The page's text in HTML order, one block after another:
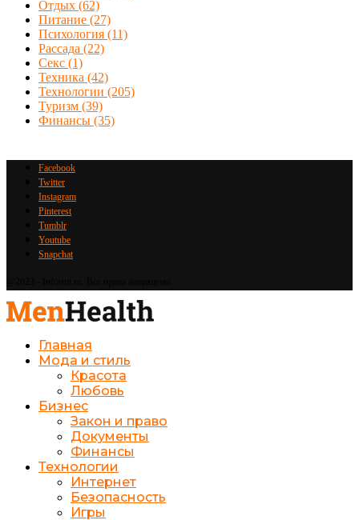
Отдых (62)
Питание (27)
Психология (11)
Рассада (22)
Секс (1)
Техника (42)
Технологии (205)
Туризм (39)
Финансы (35)
Facebook
Twitter
Instagram
Pinterest
Tumblr
Youtube
Snapchat
Главная
Мода и стиль
Красота
Любовь
Бизнес
Закон и право
Документы
Финансы
Технологии
Интернет
Безопасность
Игры